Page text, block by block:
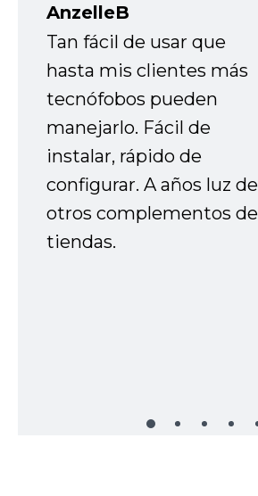
AnzelleB
Tan fácil de usar que
hasta mis clientes más
tecnófobos pueden
manejarlo. Fácil de
instalar, rápido de
configurar. A años luz de
otros complementos de
tiendas.